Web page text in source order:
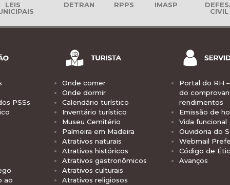
LEIS
DETRAN RPPS IMASP
CIVIL
PSSs
ao
Onde comer
Onde dormir
Calendário turístico
Inventário turístico
Museu Cemitério
Palmeira em Madeira
Atrativos naturais
Atrativos históricos
Atrativos gastronômicos
Atrativos culturais
Atrativos religiosos
Portal do RH
do
rendimentos
Emissão de
Vida funcional
Ouvidoria do
Webmail
Código de
Avanços